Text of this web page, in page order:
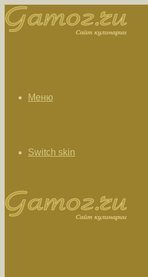
Меню
Switch skin